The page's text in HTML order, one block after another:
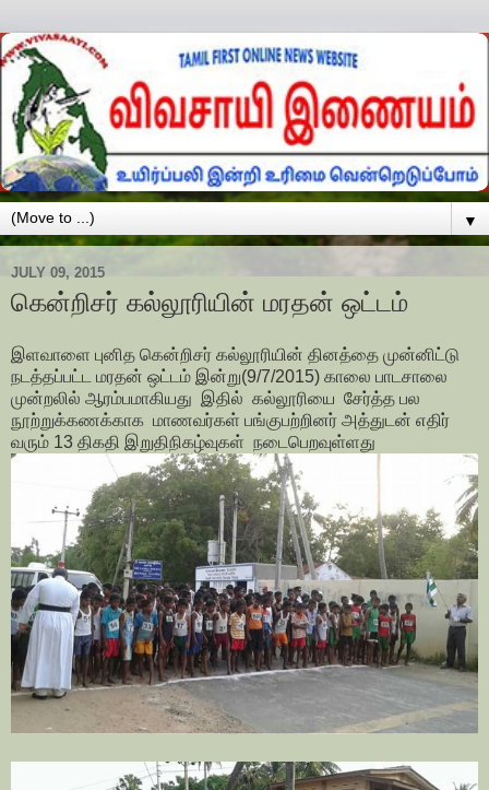
▼
JULY 09, 2015
கென்றிசர் கல்லூரியின் மரதன் ஒட்டம்
இளவாளை புனித கென்றிசர் கல்லூரியின் தினத்தை முன்னிட்டு
நடத்தப்பட்ட மரதன் ஒட்டம் இன்று(9/7/2015) காலை பாடசாலை
முன்றலில் ஆரம்பமாகியது இதில் கல்லூரியை சேர்த்த பல
நூற்றுக்கணக்காக மாணவர்கள் பங்குபற்றினர் அத்துடன் எதிர்
வரும் 13 திகதி இறுதிநிகழ்வுகள் நடைபெறவுள்ளது